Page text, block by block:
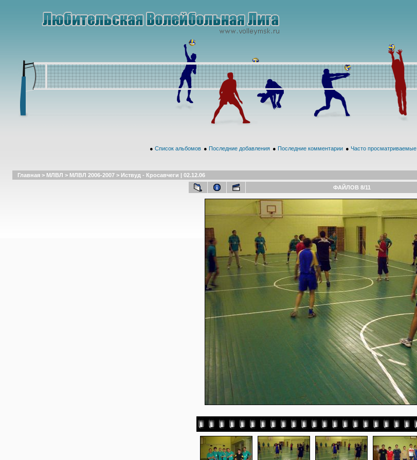
● Список альбомов ● Последние добавления ● Последние комментарии ● Часто просматриваемые
Главная > МЛВЛ > МЛВЛ 2006-2007 > Иствуд - Кросавчеги | 02.12.06
ФАЙЛОВ 8/11